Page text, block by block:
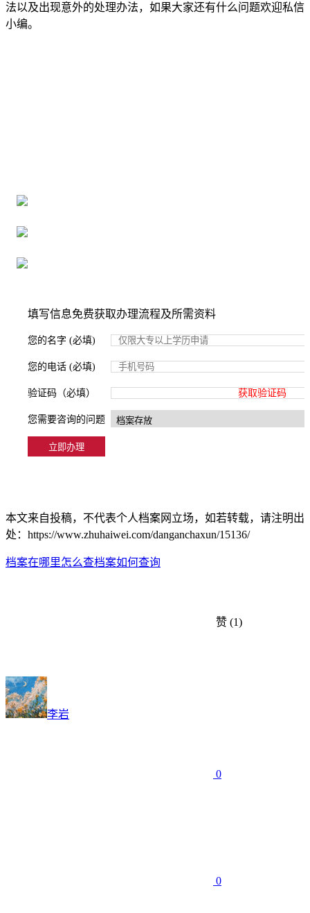
法以及出现意外的处理办法，如果大家还有什么问题欢迎私信
小编。
填写信息免费获取办理流程及所需资料
您的名字 (必填)
您的电话 (必填)
验证码（必填） 获取验证码
您需要咨询的问题
本文来自投稿，不代表个人档案网立场，如若转载，请注明出
处：https://www.zhuhaiwei.com/danganchaxun/15136/
档案在哪里怎么查档案如何查询
赞 (1)
李岩
0
0